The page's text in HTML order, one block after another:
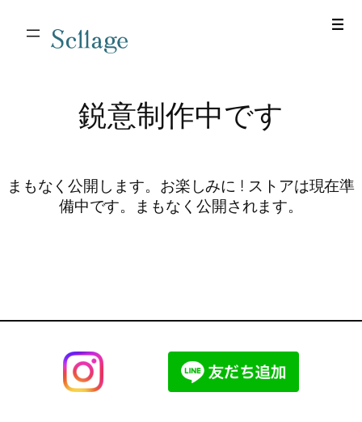
Scllage
鋭意制作中です
まもなく公開します。お楽しみに ! ストアは現在準
備中です。まもなく公開されます。